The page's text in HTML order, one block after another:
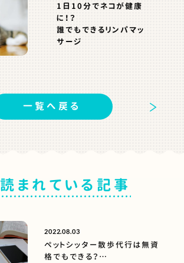
1日10分でネコが健康
に！？
誰でもできるリンパマッ
サージ
一覧へ戻る
読まれている記事
2022.08.03
ペットシッター散歩代行は無資
格でもできる？